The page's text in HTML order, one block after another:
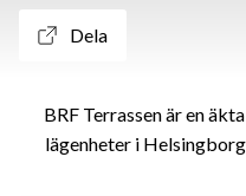
Dela
BRF Terrassen är en
lägenheter i